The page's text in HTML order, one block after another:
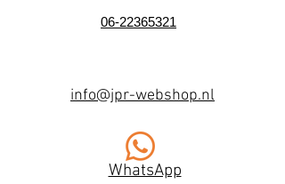
06-22365321
info@jpr-webshop.nl
WhatsApp